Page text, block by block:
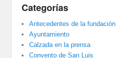
Categorías
Antecedentes de la fundación
Ayuntamiento
Calzada en la prensa
Convento de San Luis